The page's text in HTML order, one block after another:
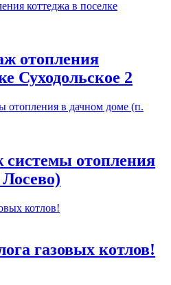
отопления
Суходольское 2
отопления
газовых котлов!